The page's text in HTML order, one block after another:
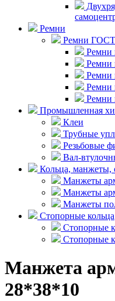
Ремни
Ремни ГОСТ
Ремни
Ремни
Ремни
Ремни
Ремни
Промышленная
Клеи
Трубные
Резьбовые
Вал-
Кольца, манжеты,
Манжеты
Манжеты
Манжеты
Стопорные кольца
Стопорные
Стопорные
Манжета
28*38*10